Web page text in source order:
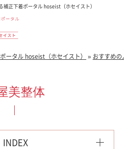
補正下着ポータル hoseist（ホセイスト）
ータル hoseist（ホセイスト） » おすすめ
美整体
INDEX